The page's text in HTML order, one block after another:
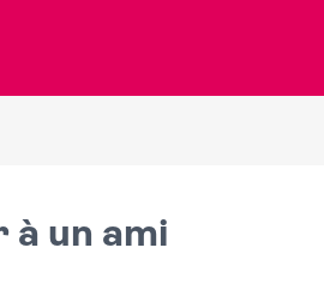
à un ami